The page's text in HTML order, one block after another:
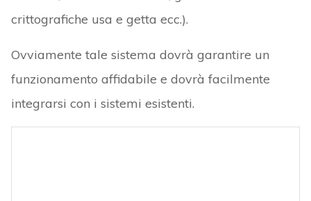
crittografiche usa e getta ecc.).
Ovviamente tale sistema dovrà garantire un
funzionamento affidabile e dovrà facilmente
integrarsi con i sistemi esistenti.